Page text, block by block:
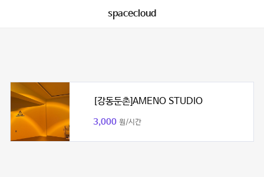
spacecloud
[강동둔촌]AMENO STUDIO
3,000 원/시간